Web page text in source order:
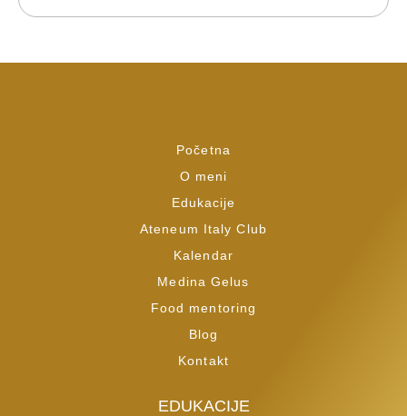
Početna
O meni
Edukacije
Ateneum Italy Club
Kalendar
Medina Gelus
Food mentoring
Blog
Kontakt
EDUKACIJE